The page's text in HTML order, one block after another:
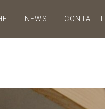
NEWS CONTATTI